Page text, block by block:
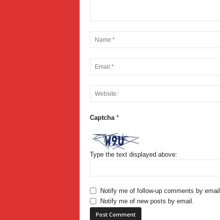
Captcha *
Type the text displayed above:
Notify me of follow-up comments by
Notify me of new posts by email.